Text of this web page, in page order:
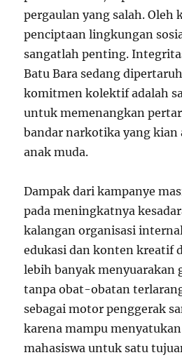
pergaulan yang salah. Oleh
penciptaan lingkungan
sangatlah penting.
Batu Bara sedang
komitmen kolektif adalah
untuk memenangkan
bandar narkotika yang kian
anak muda.
Dampak dari kampanye
pada meningkatnya
kalangan organisasi
edukasi dan konten kreatif
lebih banyak menyuarakan
tanpa obat-obatan
sebagai motor penggerak
karena mampu
mahasiswa untuk satu